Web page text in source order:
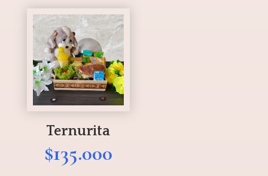
Ternurita
$135.000